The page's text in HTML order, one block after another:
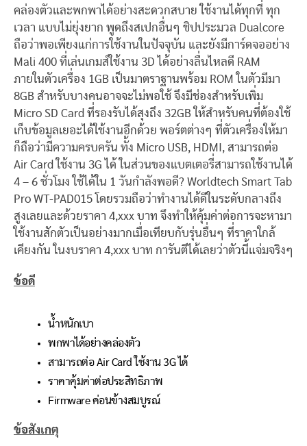
คล่องตัวและพกพาได้อย่างสะดวกสบาย ใช้งานได้ทุกที่ ทุก
เวลา แบบไม่ยุ่งยาก พูดถึงสเปกอื่นๆ ชิปประมวล Dualcore
ถือว่าพอเพียงแก่การใช้งานในปัจจุบัน และยังมีการ์ดจออย่าง
Mali 400 ที่เล่นเกมส์ใช้งาน 3D ได้อย่างลื่นไหลดี RAM
ภายในตัวเครื่อง 1GB เป็นมาตราฐานพร้อม ROM ในตัวมีมา
8GB สำหรับบางคนอาจจะไม่พอใช้ จึงมีช่องสำหรับเพิ่ม
Micro SD Card ที่รองรับได้สุงถึง 32GB ให้สำหรับคนที่ต้องใช้
เก็บข้อมูลเยอะได้ใช้งานอีกด้วย พอร์ตต่างๆ ที่ตัวเครื่องให้มา
ก็ถือว่ามีความครบครัน ทั้ง Micro USB, HDMI, สามารถต่อ
Air Card ใช้งาน 3G ได้ ในส่วนของแบตเตอรี่สามารถใช้งานได้
4 – 6 ชั่วโมง ใช้ได้ใน 1 วันกำลังพอดี? Worldtech Smart Tab
Pro WT-PAD015 โดยรวมถือว่าทำงานได้ดีในระดับกลางถึง
สูงเลยและด้วยราคา 4,xxx บาท จึงทำให้คุ้มค่าต่อการจะหามา
ใช้งานสักตัวเป็นอย่างมากเมื่อเทียบกับรุ่นอื่นๆ ที่ราคาใกล้
เคียงกัน ในงบราคา 4,xxx บาท การันตีได้เลยว่าตัวนี้แจ่มจริงๆ
ข้อดี
น้ำหนักเบา
พกพาได้อย่างคล่องตัว
สามารถต่อ Air Card ใช้งาน 3G ได้
ราคาคุ้มค่าต่อประสิทธิภาพ
Firmware ค่อนข้างสมบูรณ์
ข้อสังเกตุ